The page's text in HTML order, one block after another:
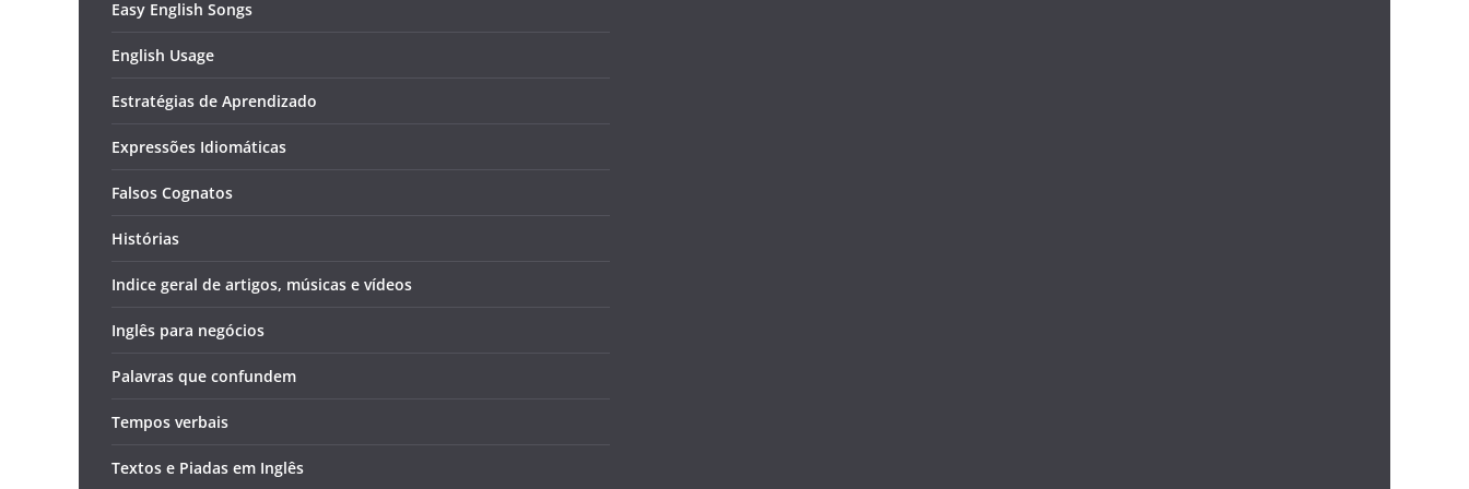
Easy English Songs
English Usage
Estratégias de Aprendizado
Expressões Idiomáticas
Falsos Cognatos
Histórias
Indice geral de artigos, músicas e vídeos
Inglês para negócios
Palavras que confundem
Tempos verbais
Textos e Piadas em Inglês